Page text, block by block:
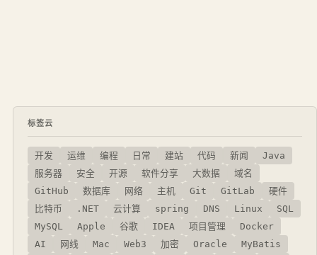
标签云
开发 运维 编程 日常 建站 代码 新闻
Java
服务器
安全 开源 软件分享 大数据
域名
GitHub
数据库 网络 主机 Git GitLab
硬件
比特币
.NET 云计算 spring DNS Linux
SQL
MySQL
Apple 谷歌 IDEA 项目管理
Docker
AI
网线 Mac Web3 加密 Oracle
MyBatis